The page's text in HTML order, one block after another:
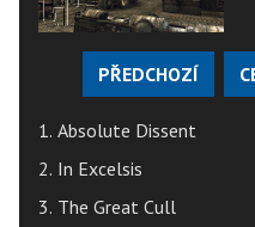
PŘEDCHOZÍ
1. Absolute Dissent
2. In Excelsis
3. The Great Cull